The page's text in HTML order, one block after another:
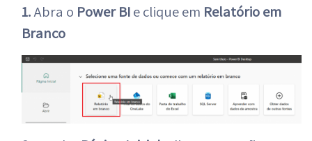
1.Abra o Power BIe clique em Relatório em
Branco